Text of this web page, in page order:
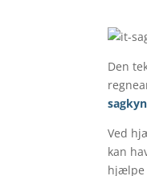
Den
Ved
kan
hjælpe